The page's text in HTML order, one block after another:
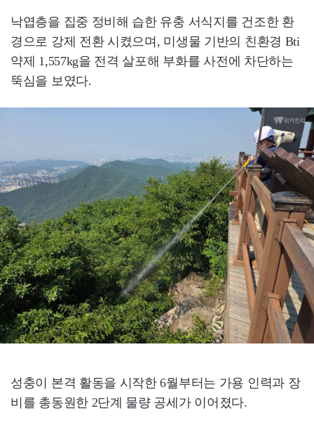
낙엽층을 집중 정비해 습한 유충 서식지를 건조한 환
경으로 강제 전환 시켰으며, 미생물 기반의 친환경 Bti
약제 1,557kg을 전격 살포해 부화를 사전에 차단하는
뚝심을 보였다.
성충이 본격 활동을 시작한 6월부터는 가용 인력과 장
비를 총동원한 2단계 물량 공세가 이어졌다.